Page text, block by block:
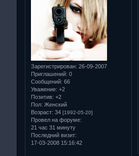
Зарегистрирован: 26-09-2007
Приглашений: 0
Сообщений: 66
Уважение: +2
Позитив: +2
Пол: Женский
Возраст: 34[1992-05-20]
Провел на форуме:
21 час 31 минуту
Последний визит:
17-03-2008 15:16:42